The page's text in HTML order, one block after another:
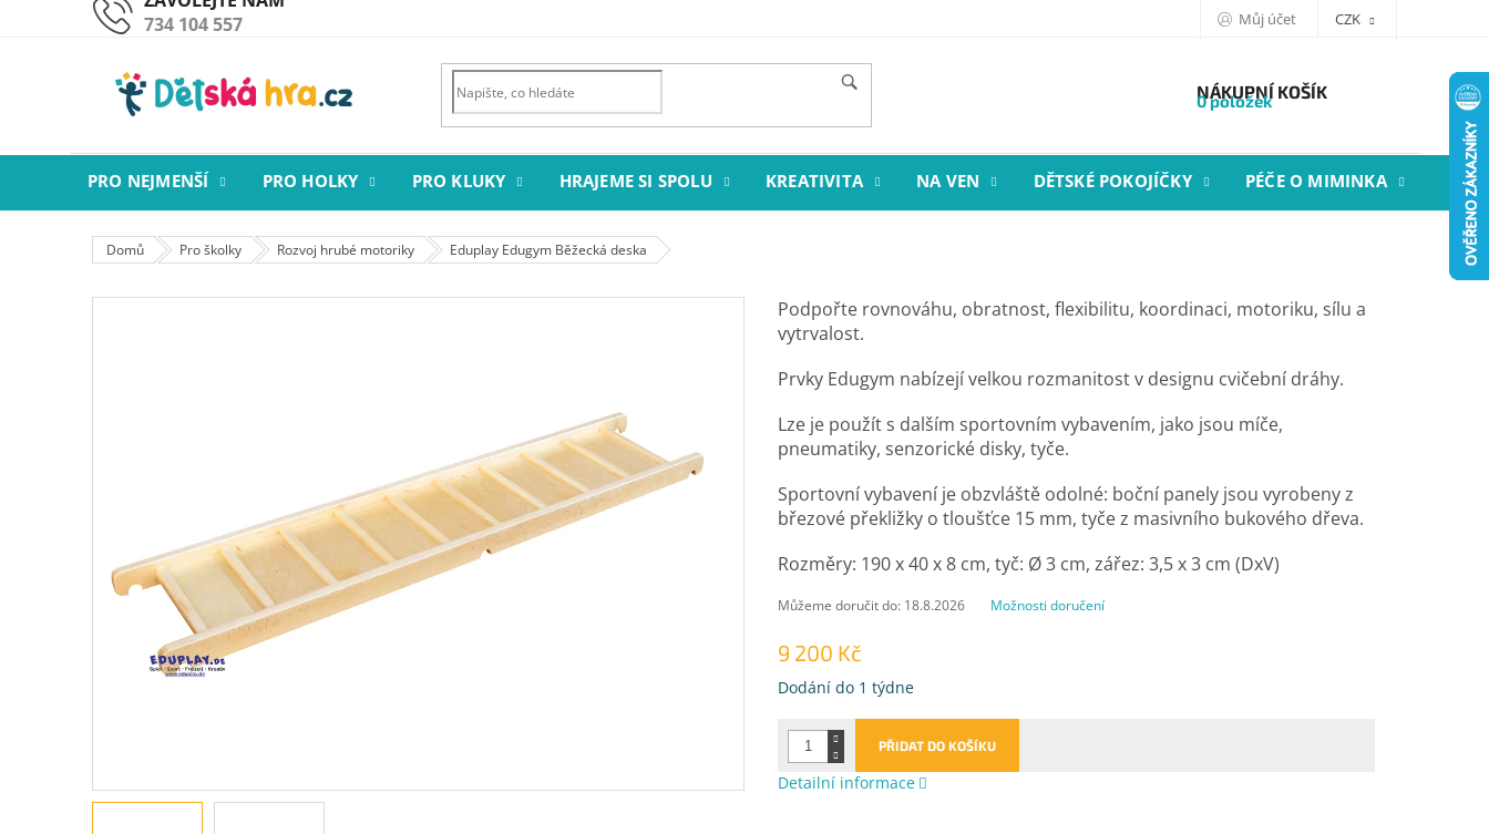
734 104 557 Můj účet CZK
NÁKUPNÍ KOŠÍK
0 položek
PRO NEJMENŠÍ PRO HOLKY PRO KLUKY HRAJEME SI SPOLU KREATIVITA NA VEN DĚTSKÉ POKOJÍČKY PÉČE O MIMINKA
Domů Pro školky Rozvoj hrubé motoriky Eduplay Edugym Běžecká deska
9 200 Kč
Měrná
Dodání do 1 týdne
Můžeme doručit do: 18.8.2026 Možnosti doručení
PŘIDAT DO KOŠÍKU
Podpořte rovnováhu, obratnost, flexibilitu, koordinaci, motoriku, sílu a
vytrvalost.
Prvky Edugym nabízejí velkou rozmanitost v designu cvičební dráhy.
Lze je použít s dalším sportovním vybavením, jako jsou míče,
pneumatiky, senzorické disky, tyče.
Sportovní vybavení je obzvláště odolné: boční panely jsou vyrobeny z
březové překližky o tloušťce 15 mm, tyče z masivního bukového dřeva.
Rozměry: 190 x 40 x 8 cm, tyč: Ø 3 cm, zářez: 3,5 x 3 cm (DxV)
Detailní informace